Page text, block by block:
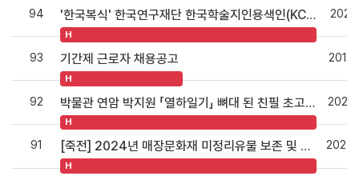
94 '한국복식' 한국연구재단 한국학술지인용색인(KCI) 등재학술지 선정
H
93 기간제 근로자 채용공고
H
92 박물관 연암 박지원 「열하일기」 뼈대 된 친필 초고본 「연행음청」 공개
H
91 [죽전] 2024년 매장문화재 미정리유물 보존 및 활용사업 보조원(비전문인력) 채용 공고(~4/10(수) 17:00까지)
H